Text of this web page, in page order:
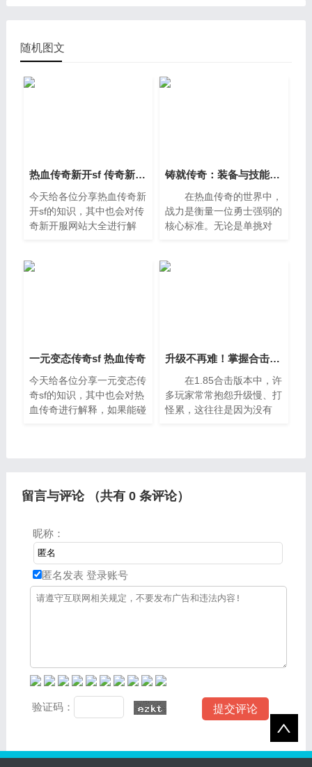
随机图文
热血传奇新开sf 传奇新开服网站大全
今天给各位分享热血传奇新
开sf的知识，其中也会对传
奇新开服网站大全进行解
站，现在开始吧。一、怎么
铸就传奇：装备与技能的完美结合
在热血传奇的世界中，
战力是衡量一位勇士强弱的
核心标准。无论是单挑对
往意味着先机、生存与胜
一元变态传奇sf 热血传奇
今天给各位分享一元变态传
奇sf的知识，其中也会对热
血传奇进行解释，如果能碰
升级不再难！掌握合击版本地图与职业技巧
在1.85合击版本中，许
多玩家常常抱怨升级慢、打
怪累，这往往是因为没有
留言与评论 （共有 0条评论）
昵称：
匿名发表 登录账号
验证码：